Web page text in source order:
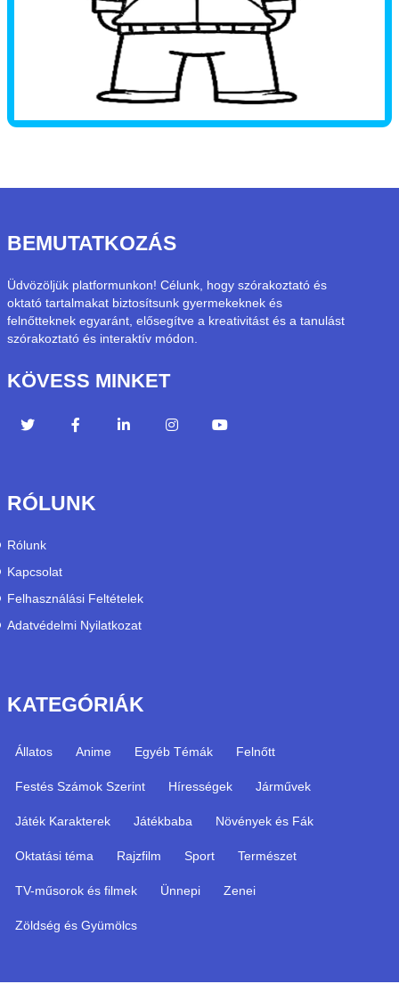
BEMUTATKOZÁS
Üdvözöljük platformunkon! Célunk, hogy szórakoztató és
oktató tartalmakat biztosítsunk gyermekeknek és
felnőtteknek egyaránt, elősegítve a kreativitást és a tanulást
szórakoztató és interaktív módon.
KÖVESS MINKET
RÓLUNK
Rólunk
Kapcsolat
Felhasználási Feltételek
Adatvédelmi Nyilatkozat
KATEGÓRIÁK
Állatos Anime Egyéb Témák Felnőtt
Festés Számok Szerint Hírességek Járművek
Játék Karakterek Játékbaba Növények és Fák
Oktatási téma Rajzfilm Sport Természet
TV-műsorok és filmek Ünnepi Zenei
Zöldség és Gyümölcs